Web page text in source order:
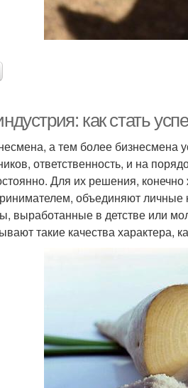
как стать
а тем более бизнесмена
ответственность, и на
Для их решения,
объединяют личные
выработанные в детстве или
такие качества характера,